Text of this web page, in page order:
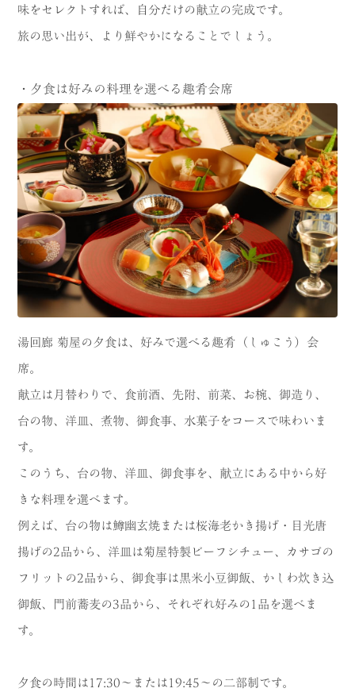
味をセレクトすれば、自分だけの献立の完成です。
旅の思い出が、より鮮やかになることでしょう。
・夕食は好みの料理を選べる趣肴会席
湯回廊 菊屋の夕食は、好みで選べる趣肴（しゅこう）会
席。
献立は月替わりで、食前酒、先附、前菜、お椀、御造り、
台の物、洋皿、煮物、御食事、水菓子をコースで味わいま
す。
このうち、台の物、洋皿、御食事を、献立にある中から好
きな料理を選べます。
例えば、台の物は鱒幽玄焼または桜海老かき揚げ・目光唐
揚げの2品から、洋皿は菊屋特製ビーフシチュー、カサゴの
フリットの2品から、御食事は黒米小豆御飯、かしわ炊き込
御飯、門前蕎麦の3品から、それぞれ好みの1品を選べま
す。
夕食の時間は17:30〜または19:45〜の二部制です。